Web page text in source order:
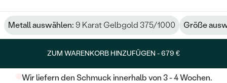
Metall auswählen: 9 Karat Gelbgold 375/1000 Größe
ZUM WARENKORB HINZUFÜGEN -679 €
Wir liefern den Schmuck innerhalb von 3 - 4 Wochen.